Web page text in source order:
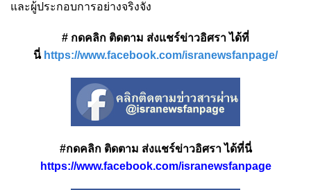
และผู้ประกอบการอย่างจริงจัง
# กดคลิก ติดตาม ส่งแชร์ข่าวอิศรา ได้ที่
นี่ https://www.facebook.com/isranewsfanpage/
#กดคลิก ติดตาม ส่งแชร์ข่าวอิศรา ได้ที่นี่
https://www.facebook.com/isranewsfanpage